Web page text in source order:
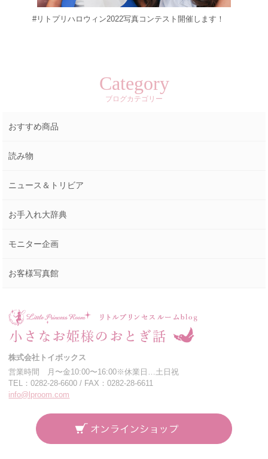
#リトプリハロウィン2022写真コンテスト開催します！
Category
ブログカテゴリー
おすすめ商品
読み物
ニュース＆トリビア
お手入れ大辞典
モニター企画
お客様写真館
株式会社トイボックス
営業時間 月〜金10:00〜16:00※休業日…土日祝
TEL：0282-28-6600 / FAX：0282-28-6611
info@lproom.com